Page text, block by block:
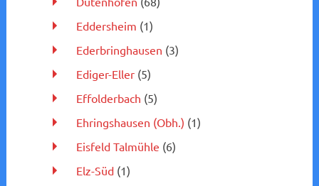
Eddersheim (1)
Ederbringhausen (3)
Ediger-Eller(5)
Effolderbach (5)
Ehringshausen (Obh.) (1)
Eisfeld Talmühle (6)
Elz-Süd(1)